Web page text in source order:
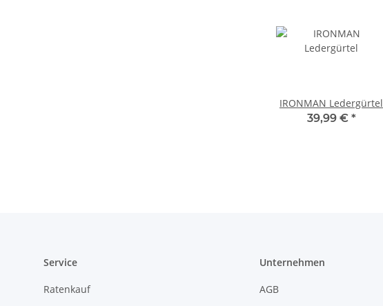
IRONMAN Ledergürtel
39,99 € *
Service
Ratenkauf
Unternehmen
AGB